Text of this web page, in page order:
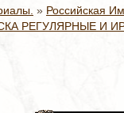
» Российская
РЕГУЛЯРНЫЕ И